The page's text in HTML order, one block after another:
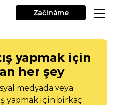
Začínáme
yapmak için
her şey
medyada veya
yapmak için birkaç